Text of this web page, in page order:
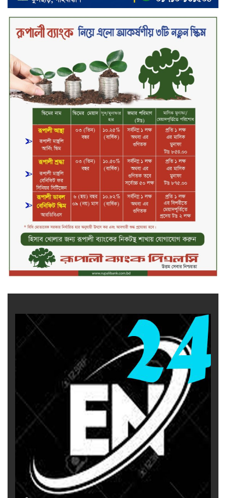
বিদায়ী সপ্তাহে দর বৃদ্ধির শীর্ষে ফারইস্ট
ফাইন্যান্স
বিদায়ী সপ্তাহে লেনদেনের শীর্ষে শার্প
ইন্ডাস্ট্রিজ
চুয়াডাঙ্গায় বিএআরআই’র কৃষি গবেষণা
কেন্দ্র, মেহেরপুর এর আঞ্চলিক রিভিউ
কর্মশালা/২০২৫-২৬ অনুষ্ঠিত
মুসলিম নিকাহ রেজিস্ট্রার কল্যাণ
পরিষদের সম্মেলন অনুষ্ঠিত